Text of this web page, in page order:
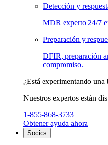
Detección y
MDR experto 24/7
Preparación y
DFIR, preparación
compromiso.
¿Está experimentando una
Nuestros expertos están
1-855-868-3733
Obtener ayuda ahora
Socios